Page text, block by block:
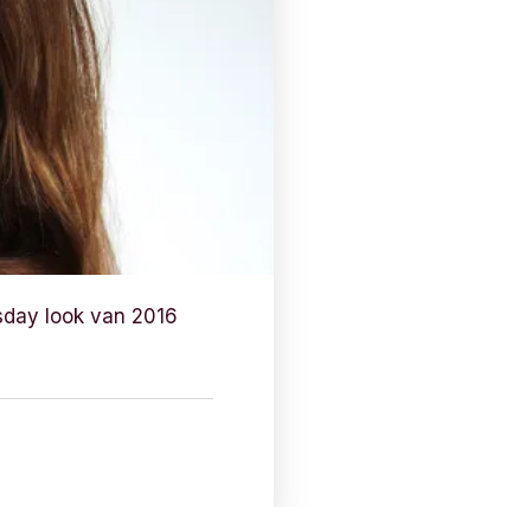
look van 2016